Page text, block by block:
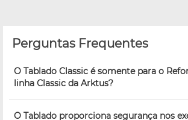
Perguntas Frequentes
O Tablado Classic é somente para o
linha Classic da Arktus?
O Tablado proporciona segurança nos